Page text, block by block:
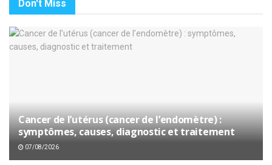
Don't Miss
Cancer de l’utérus (cancer de l’endomètre) :
symptômes, causes, diagnostic et traitement
07/08/2026